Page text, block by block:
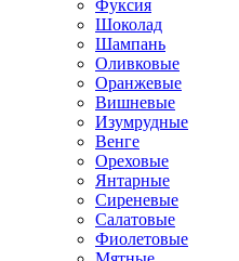
Фуксия
Шоколад
Шампань
Оливковые
Оранжевые
Вишневые
Изумрудные
Венге
Ореховые
Янтарные
Сиреневые
Салатовые
Фиолетовые